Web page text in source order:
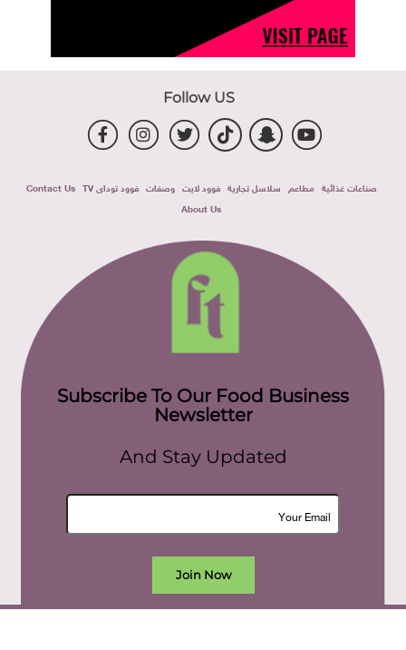
Follow US
صناعات غذائية مطاعم سلاسل تجارية فوود لايت وصفات فوود توداى TV
Contact Us
About Us
Subscribe To Our Food Business
Newsletter
And Stay Updated
Join Now